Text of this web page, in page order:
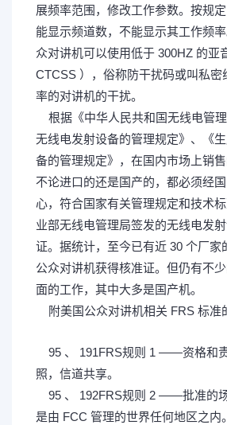
展频率范围，修改工作参数。按规
能显示频道数，不能显示其工作频
众对讲机可以使用低于 300HZ 的亚
CTCSS ），俗称防干扰码或叫私密
率的对讲机的干扰。
根据《中华人民共和国无线电管
无线电发射设备的管理规定》、《
备的管理规定》，在国内市场上销售
不论进口的还是国产的，都必须经
心，符合国家有关管理规定和技术
业部无线电管理局签发的无线电发
证。据统计，至今已有近 30 个厂家
公众对讲机获得核准证。但仍有不
面的工作，其中大多是国产机。
附美国公众对讲机相关 FRS 标准
95 、 191FRS规则 1 ——资格和
照，信道共享。
95 、 192FRS规则 2 ——批准的
是由 FCC 管理的世界任何地区之内。